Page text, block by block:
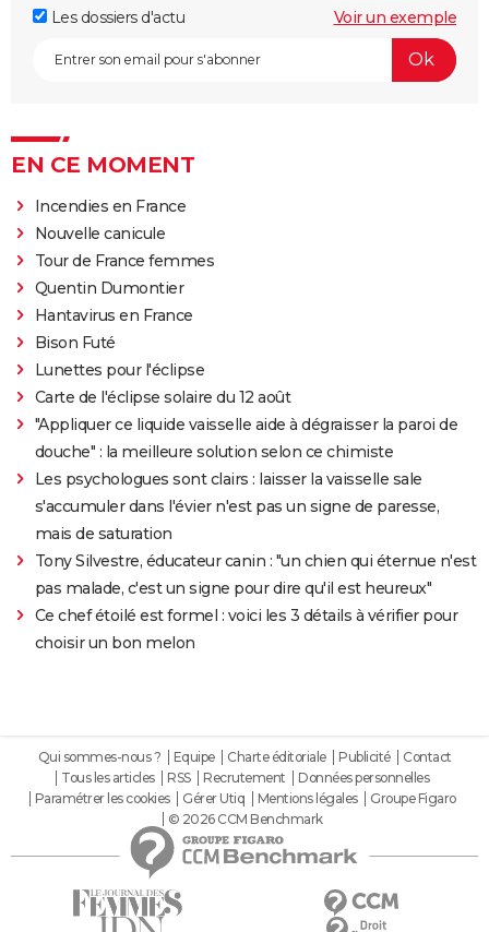
Les dossiers d'actu
Voir un exemple
EN CE MOMENT
Incendies en France
Nouvelle canicule
Tour de France femmes
Quentin Dumontier
Hantavirus en France
Bison Futé
Lunettes pour l'éclipse
Carte de l'éclipse solaire du 12 août
"Appliquer ce liquide vaisselle aide à dégraisser la paroi de
douche" : la meilleure solution selon ce chimiste
Les psychologues sont clairs : laisser la vaisselle sale
s'accumuler dans l'évier n'est pas un signe de paresse,
mais de saturation
Tony Silvestre, éducateur canin : "un chien qui éternue n'est
pas malade, c'est un signe pour dire qu'il est heureux"
Ce chef étoilé est formel : voici les 3 détails à vérifier pour
choisir un bon melon
Qui sommes-nous ? Equipe Charte éditoriale Publicité
Contact
Tous les articles
RSS Recrutement
Données personnelles
Paramétrer les cookies
Gérer Utiq Mentions légales
Groupe Figaro
© 2026 CCM Benchmark